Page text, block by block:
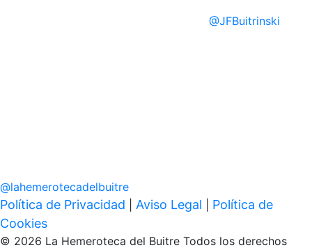
@JFBuitrinski
@lahemerotecadelbuitre
Política de Privacidad Aviso Legal
Política de
Cookies
© 2026 La Hemeroteca del Buitre Todos los derechos